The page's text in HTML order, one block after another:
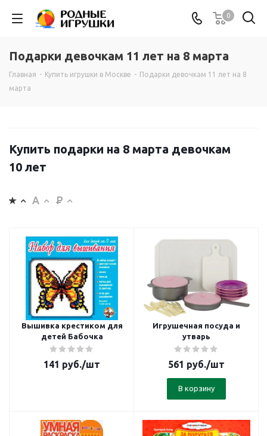
0
Подарки девочкам 11 лет на 8 марта
Главная - Купить игрушки в Москве - Подарки девочкам 11 лет на 8
марта
Купить подарки на 8 марта девочкам
10 лет
Вышивка крестиком для
детей Бабочка
141 руб./шт
Игрушечная посуда и
утварь
561 руб./шт
В корзину